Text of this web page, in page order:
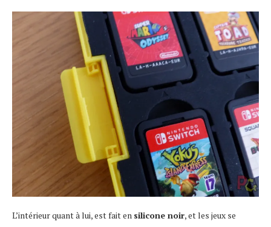
L’intérieur quant à lui, est fait en silicone noir, et les jeux se